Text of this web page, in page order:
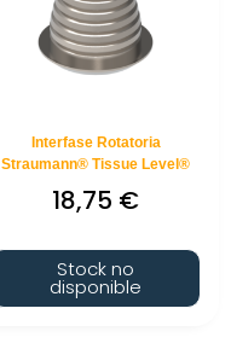
Interfase Rotatoria
Straumann® Tissue Level®
18,75 €
Stock no
disponible